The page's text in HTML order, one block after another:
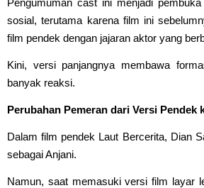
sosial, terutama karena film ini
film pendek dengan jajaran aktor yang
Kini, versi panjangnya membawa
banyak reaksi.
Perubahan Pemeran dari Versi Pendek
Dalam film pendek Laut Bercerita, Dian
sebagai Anjani.
Namun, saat memasuki versi film layar